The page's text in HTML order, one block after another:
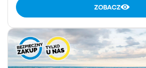
ZOBACZ